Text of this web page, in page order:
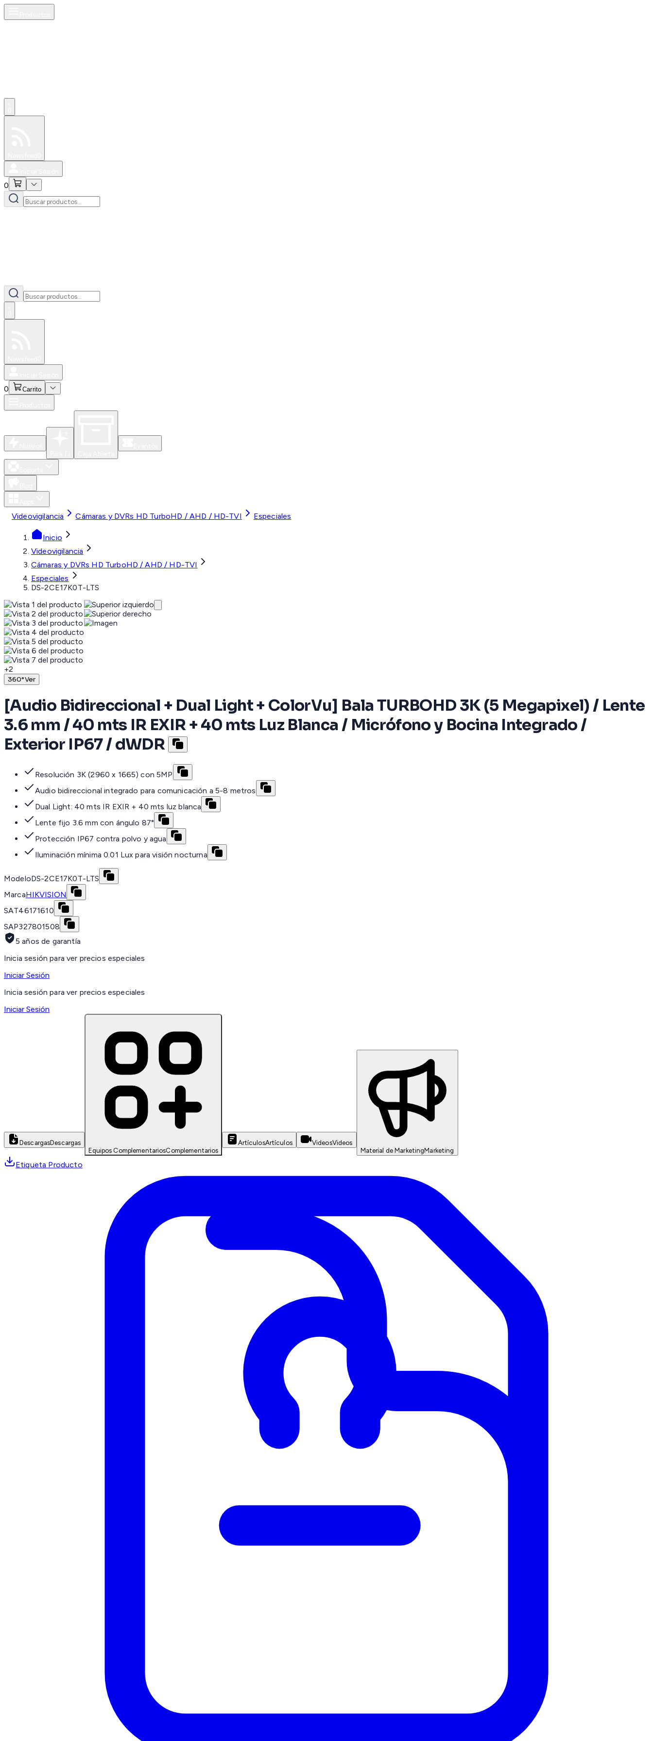
0
0 Carrito
Videovigilancia Cámaras y DVRs HD TurboHD / AHD / HD-TVI Especiales
Inicio
Videovigilancia
Cámaras y DVRs HD TurboHD / AHD / HD-TVI
Especiales
DS-2CE17K0T-LTS
+2
360°Ver
[Audio Bidireccional + Dual Light + ColorVu] Bala TURBOHD 3K (5 Megapixel) / Lente
3.6 mm / 40 mts IR EXIR + 40 mts Luz Blanca / Micrófono y Bocina Integrado /
Exterior IP67 / dWDR
Resolución 3K (2960 x 1665) con 5MP
Audio bidireccional integrado para comunicación a 5-8 metros
Dual Light: 40 mts IR EXIR + 40 mts luz blanca
Lente fijo 3.6 mm con ángulo 87°
Protección IP67 contra polvo y agua
Iluminación mínima 0.01 Lux para visión nocturna
ModeloDS-2CE17K0T-LTS
MarcaHIKVISION
SAT46171610
SAP327801508
5 años de garantía
Inicia sesión para ver precios especiales
Iniciar Sesión
Inicia sesión para ver precios especiales
Iniciar Sesión
DescargasDescargas
Equipos ComplementariosComplementarios
ArtículosArtículos VideosVideos
Material de MarketingMarketing
Etiqueta Producto